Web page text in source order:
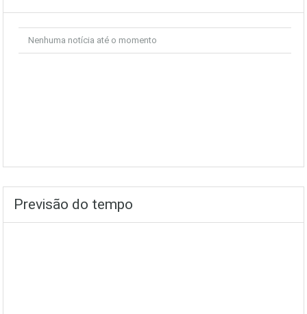
Nenhuma notícia até o momento
Previsão do tempo